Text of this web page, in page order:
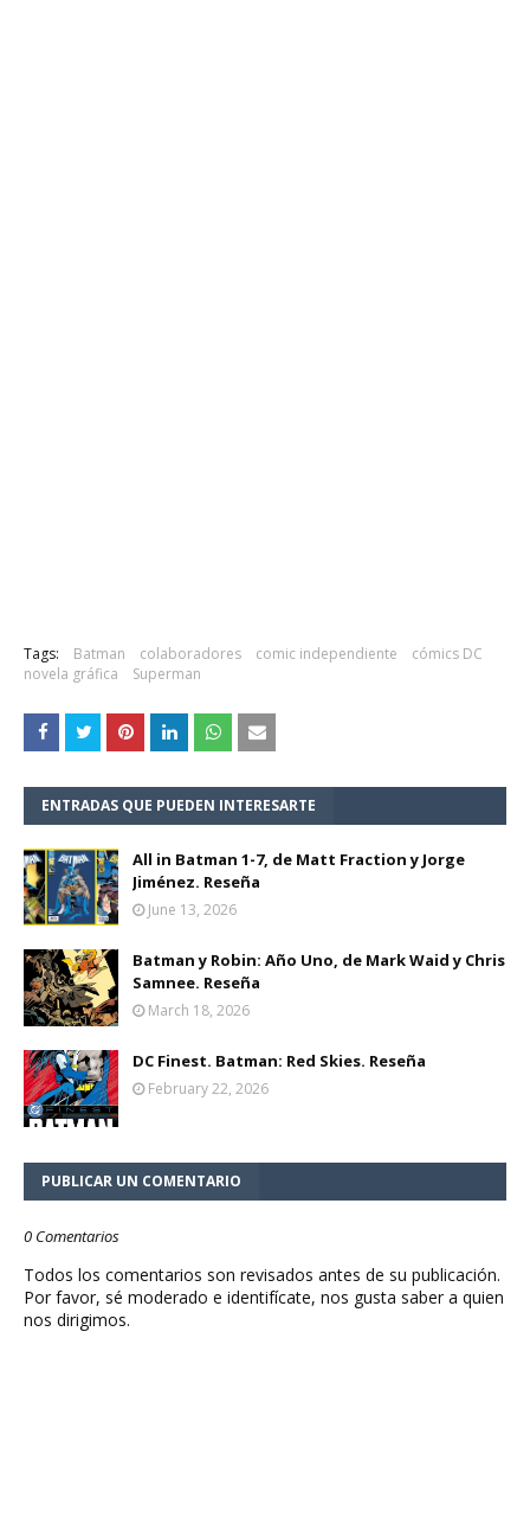
Tags: Batman colaboradores comic independiente
cómics DC
novela gráfica
Superman
ENTRADAS QUE PUEDEN INTERESARTE
All in Batman 1-7, de Matt Fraction y Jorge
Jiménez. Reseña
June 13, 2026
Batman y Robin: Año Uno, de Mark Waid y Chris
Samnee. Reseña
March 18, 2026
DC Finest. Batman: Red Skies. Reseña
February 22, 2026
PUBLICAR UN COMENTARIO
0 Comentarios
Todos los comentarios son revisados antes de su publicación.
Por favor, sé moderado e identifícate, nos gusta saber a quien
nos dirigimos.